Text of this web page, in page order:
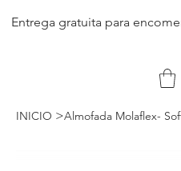
Entrega gratuita para
INICIO >Almofada Molaflex-